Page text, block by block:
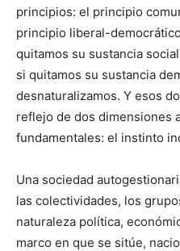
principios: el principio
principio liberal-
quitamos su sustancia
si quitamos su sustancia
desnaturalizamos. Y esos
reflejo de dos dimensiones
fundamentales: el instinto
Una sociedad
las colectividades, los
naturaleza política,
marco en que se sitúe,